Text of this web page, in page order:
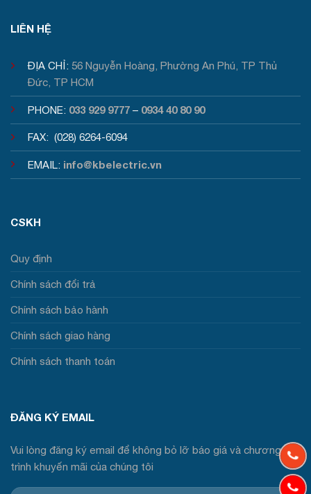
LIÊN HỆ
ĐỊA CHỈ: 56 Nguyễn Hoàng, Phường An Phú, TP Thủ
Đức, TP HCM
PHONE: 033 929 9777 – 0934 40 80 90
FAX: (028) 6264-6094
EMAIL: info@kbelectric.vn
CSKH
Quy định
Chính sách đổi trả
Chính sách bảo hành
Chính sách giao hàng
Chính sách thanh toán
ĐĂNG KÝ EMAIL
Vui lòng đăng ký email để không bỏ lỡ báo giá và chương
trình khuyến mãi của chúng tôi